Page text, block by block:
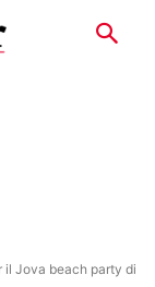
il Jova beach party di